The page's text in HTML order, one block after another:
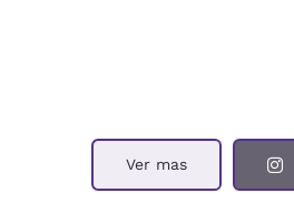
Ver mas